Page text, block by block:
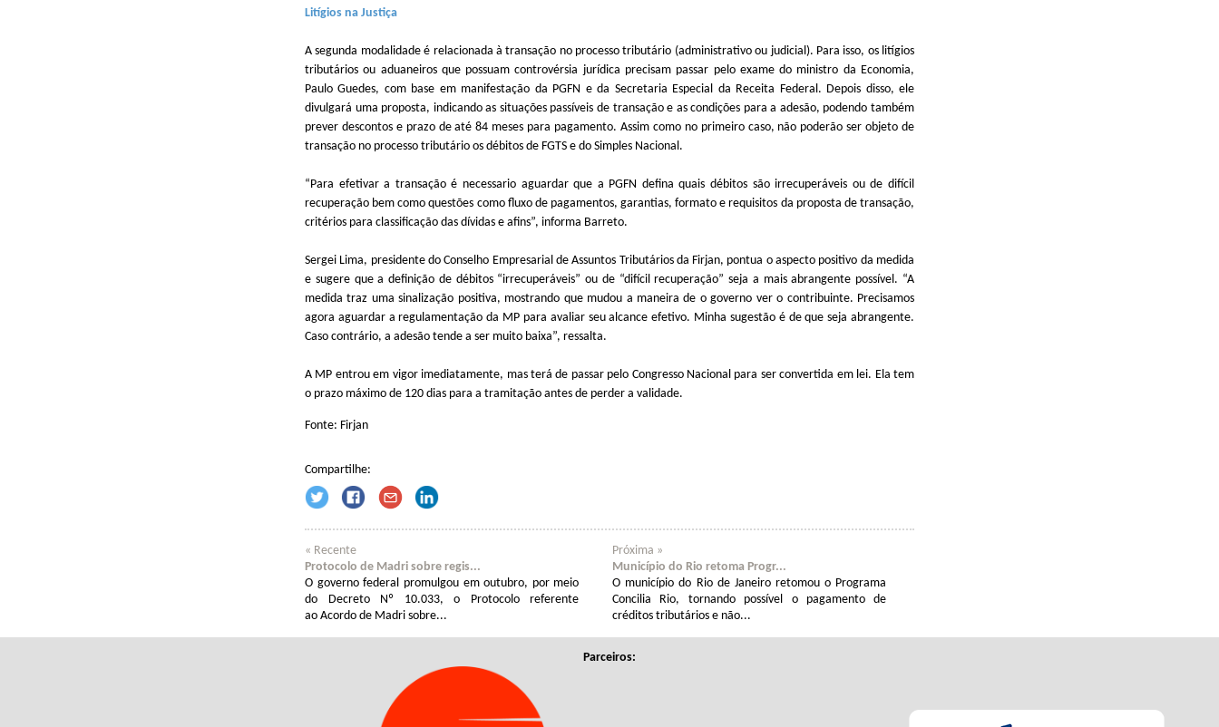
Litígios na Justiça
A segunda modalidade é relacionada à transação no processo tributário (administrativo ou judicial). Para isso, os litígios
tributários ou aduaneiros que possuam controvérsia jurídica precisam passar pelo exame do ministro da Economia,
Paulo Guedes, com base em manifestação da PGFN e da Secretaria Especial da Receita Federal. Depois disso, ele
divulgará uma proposta, indicando as situações passíveis de transação e as condições para a adesão, podendo também
prever descontos e prazo de até 84 meses para pagamento. Assim como no primeiro caso, não poderão ser objeto de
transação no processo tributário os débitos de FGTS e do Simples Nacional.
“Para efetivar a transação é necessario aguardar que a PGFN defina quais débitos são irrecuperáveis ou de difícil
recuperação bem como questões como fluxo de pagamentos, garantias, formato e requisitos da proposta de transação,
critérios para classificação das dívidas e afins”, informa Barreto.
Sergei Lima, presidente do Conselho Empresarial de Assuntos Tributários da Firjan, pontua o aspecto positivo da medida
e sugere que a definição de débitos “irrecuperáveis” ou de “difícil recuperação” seja a mais abrangente possível. “A
medida traz uma sinalização positiva, mostrando que mudou a maneira de o governo ver o contribuinte. Precisamos
agora aguardar a regulamentação da MP para avaliar seu alcance efetivo. Minha sugestão é de que seja abrangente.
Caso contrário, a adesão tende a ser muito baixa”, ressalta.
A MP entrou em vigor imediatamente, mas terá de passar pelo Congresso Nacional para ser convertida em lei. Ela tem
o prazo máximo de 120 dias para a tramitação antes de perder a validade.
Fonte: Firjan
Compartilhe:
« Recente
Protocolo de Madri sobre regis...
O governo federal promulgou em outubro, por meio
do Decreto Nº 10.033, o Protocolo referente
ao Acordo de Madri sobre...
Próxima »
Município do Rio retoma Progr...
O município do Rio de Janeiro retomou o Programa
Concilia Rio, tornando possível o pagamento de
créditos tributários e não...
Parceiros: